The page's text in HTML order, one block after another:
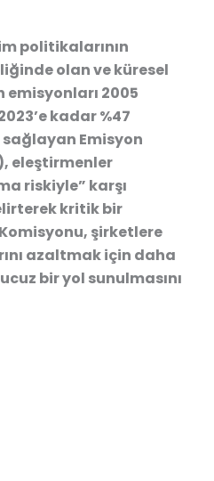
politikalarının
olan ve küresel
emisyonları 2005
kadar %47
Emisyon
eleştirmenler
riskiyle” karşı
kritik bir
şirketlere
azaltmak için daha
bir yol sunulmasını